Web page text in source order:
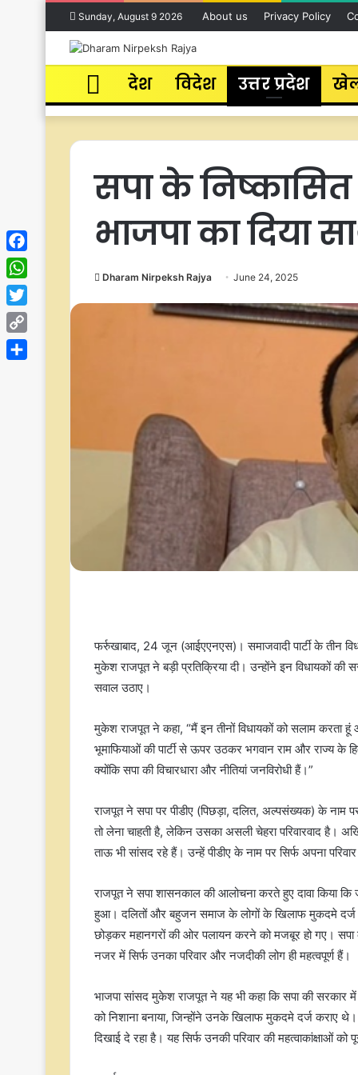
Sunday, August 9 2026 About us Privacy Policy
Home
देश विदेश उत्तर प्रदेश
सपा के
भाजपा का दिया
Dharam Nirpeksh Rajya June 24, 2025
फर्रुखाबाद, 24 जून (आईएएनएस)। समाजवादी पार्टी के तीन
मुकेश राजपूत ने बड़ी प्रतिक्रिया दी। उन्होंने इन विधायकों
सवाल उठाए।
मुकेश राजपूत ने कहा, “मैं इन तीनों विधायकों को सलाम करता हूं
भूमाफियाओं की पार्टी से ऊपर उठकर भगवान राम और राज्य के
क्योंकि सपा की विचारधारा और नीतियां जनविरोधी हैं।”
राजपूत ने सपा पर पीडीए (पिछड़ा, दलित, अल्पसंख्यक) के नाम
तो लेना चाहती है, लेकिन उसका असली चेहरा परिवारवाद
ताऊ भी सांसद रहे हैं। उन्हें पीडीए के नाम पर सिर्फ अपना
राजपूत ने सपा शासनकाल की आलोचना करते हुए दावा किया
हुआ। दलितों और बहुजन समाज के लोगों के खिलाफ मुकदमे दर्ज
छोड़कर महानगरों की ओर पलायन करने को मजबूर हो गए।
नजर में सिर्फ उनका परिवार और नजदीकी लोग ही महत्वपूर्ण हैं।
भाजपा सांसद मुकेश राजपूत ने यह भी कहा कि सपा की सरकार
को निशाना बनाया, जिन्होंने उनके खिलाफ मुकदमे दर्ज कराए
दिखाई दे रहा है। यह सिर्फ उनकी परिवार की महत्वाकांक्षाओं को
Facebook
WhatsApp
Twitter
Copy
Link